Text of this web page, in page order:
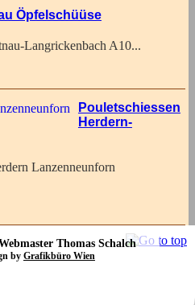
Öpfelschüüse
Langrickenbach A10...
Pouletschiessen
Herdern-
Lanzenneunforn
Thomas Schalch
by Grafikbüro Wien